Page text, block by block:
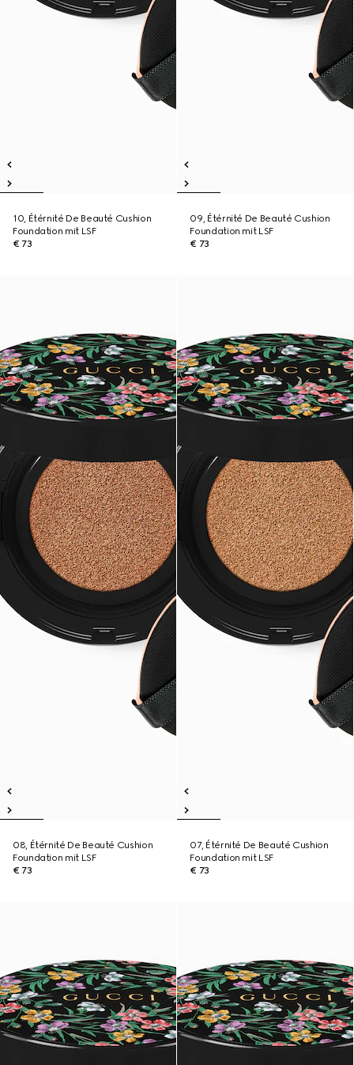
10, Étérnité De Beauté Cushion
Foundation mit LSF
€ 73
09, Étérnité De Beauté Cushion
Foundation mit LSF
€ 73
08, Étérnité De Beauté Cushion
Foundation mit LSF
€ 73
07, Étérnité De Beauté Cushion
Foundation mit LSF
€ 73